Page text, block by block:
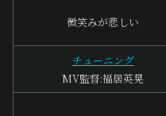
微笑みが悲しい
チューニング
MV監督:福居英晃